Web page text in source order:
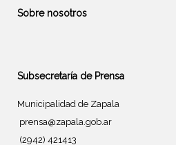
Sobre nosotros
Subsecretaría de Prensa
Municipalidad de Zapala
prensa@zapala.gob.ar
(2942) 421413